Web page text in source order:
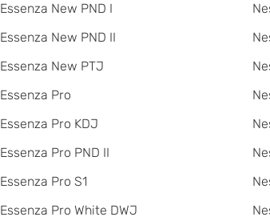
Essenza New PND I
Essenza New PND II
Essenza New PTJ
Essenza Pro
Essenza Pro KDJ
Essenza Pro PND II
Essenza Pro S1
Essenza Pro White DWJ